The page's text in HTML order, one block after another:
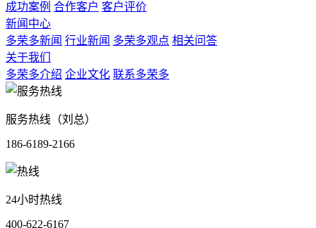
成功案例 合作客户 客户评价
新闻中心
多荣多新闻 行业新闻 多荣多观点 相关问答
关于我们
多荣多介绍 企业文化 联系多荣多
服务热线（刘总）
186-6189-2166
24小时热线
400-622-6167